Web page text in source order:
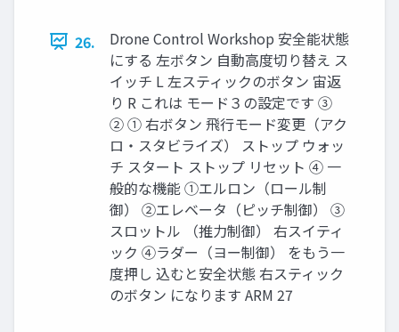
26.
Drone Control Workshop 安全能状態
にする 左ボタン ⾃動⾼度切り替え ス
イッチ L 左スティックのボタン 宙返
り R これは モード３の設定です ③
② ① 右ボタン ⾶⾏モード変更（アク
ロ・スタビライズ） ストップ ウォッ
チ スタート ストップ リセット ④ 一
般的な機能 ①エルロン（ロール制
御） ②エレベータ（ピッチ制御） ③
スロットル （推力制御） 右スイティ
ック ④ラダー（ヨー制御） をもう⼀
度押し 込むと安全状態 右スティック
のボタン になります ARM 27